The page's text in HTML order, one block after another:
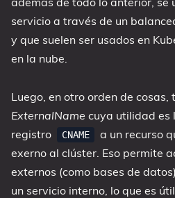
servicio a través de un
y que suelen ser usados en
en la nube.
Luego, en otro orden de cosas,
ExternalName cuya utilidad es
registro
CNAME
a un recurso
exerno al clúster. Eso permite
externos (como bases de
un servicio interno, lo que es